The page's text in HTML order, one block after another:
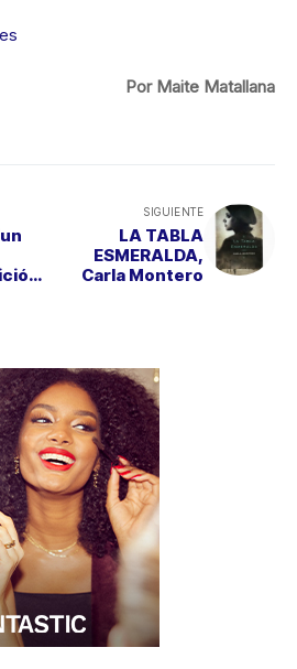
Por Maite Matallana
SIGUIENTE
LA TABLA
ESMERALDA,
Carla Montero